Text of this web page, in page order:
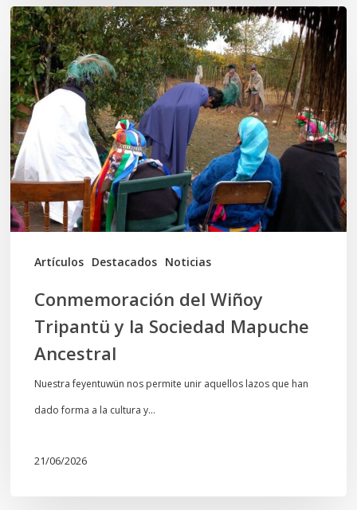
Artículos Destacados Noticias
Conmemoración
del
Wiñoy
Tripantü
y
la
Sociedad
Mapuche
Ancestral
Conmemoración del Wiñoy
Tripantü y la Sociedad Mapuche
Ancestral
Nuestra feyentuwün nos permite unir aquellos lazos que han
dado forma a la cultura y…
21/06/2026